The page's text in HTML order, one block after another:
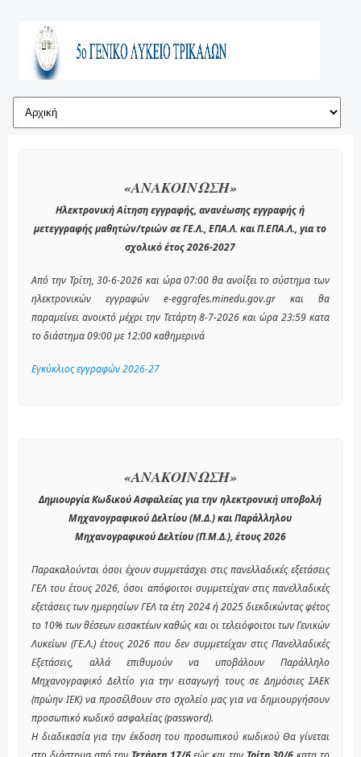
«ΑΝΑΚΟΙΝΩΣΗ»
Ηλεκτρονική Αίτηση εγγραφής, ανανέωσης εγγραφής ή
μετεγγραφής μαθητών/τριών σε ΓΕ.Λ., ΕΠΑ.Λ. και Π.ΕΠΑ.Λ., για το
σχολικό έτος 2026-2027
Από την Τρίτη, 30-6-2026 και ώρα 07:00 θα ανοίξει το σύστημα των
ηλεκτρονικών εγγραφών e-eggrafes.minedu.gov.gr και θα
παραμείνει ανοικτό μέχρι την Τετάρτη 8-7-2026 και ώρα 23:59 κατα
το διάστημα 09:00 με 12:00 καθημερινά
Εγκύκλιος εγγραφών 2026-27
«ΑΝΑΚΟΙΝΩΣΗ»
Δημιουργία Κωδικού Ασφαλείας για την ηλεκτρονική υποβολή
Μηχανογραφικού Δελτίου (Μ.Δ.) και Παράλληλου
Μηχανογραφικού Δελτίου (Π.Μ.Δ.), έτους 2026
Παρακαλούνται όσοι έχουν συμμετάσχει στις πανελλαδικές εξετάσεις
ΓΕΛ του έτους 2026, όσοι απόφοιτοι συμμετείχαν στις πανελλαδικές
εξετάσεις των ημερησίων ΓΕΛ τα έτη 2024 ή 2025 διεκδικώντας φέτος
το 10% των θέσεων εισακτέων καθώς και οι τελειόφοιτοι των Γενικών
Λυκείων (ΓΕ.Λ.) έτους 2026 που δεν συμμετείχαν στις Πανελλαδικές
Εξετάσεις, αλλά επιθυμούν να υποβάλουν Παράλληλο
Μηχανογραφικό Δελτίο για την εισαγωγή τους σε Δημόσιες ΣΑΕΚ
(πρώην ΙΕΚ) να προσέλθουν στο σχολείο μας για να δημιουργήσουν
προσωπικό κωδικό ασφαλείας (password).
Η διαδικασία για την έκδοση του προσωπικού κωδικού Θα γίνεται